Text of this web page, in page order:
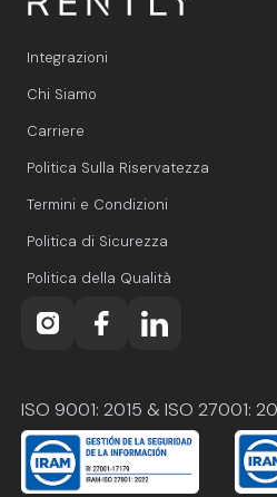
Integrazioni
Chi Siamo
Carriere
Politica Sulla Riservatezza
Termini e Condizioni
Politica di Sicurezza
Politica della Qualità
ISO 9001: 2015 & ISO 27001: